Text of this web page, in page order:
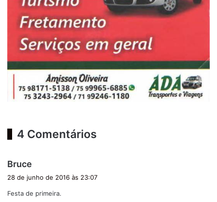
4 Comentários
Bruce
s
28 de junho de 2016 às 23:07
Festa de primeira.